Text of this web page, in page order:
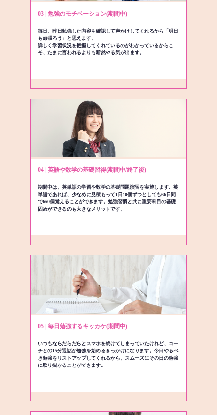
03 | 勉強のモチベーション(期間中)
毎日、昨日勉強した内容を確認して声かけしてくれるから「明日
も頑張ろう」と思えます。
詳しく学習状況を把握してくれているのがわかっているからこ
そ、たまに言われるよりも断然やる気が出ます。
04 | 英語や数学の基礎習得(期間中/終了後)
期間中は、英単語の学習や数学の基礎問題演習を実施します。英
単語であれば、少なめに見積もって1日10個ずつとしても66日間
で660個覚えることができます。勉強習慣と共に重要科目の基礎
固めができるのも大きなメリットです。
05 | 毎日勉強するキッカケ(期間中)
いつもならだらだらとスマホを続けてしまっていたけれど、コー
チとの15分通話が勉強を始めるきっかけになります。今日やるべ
き勉強をリストアップしてくれるから、スムーズにその日の勉強
に取り掛かることができます。